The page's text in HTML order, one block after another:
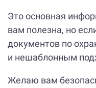
Это основная
вам полезна, но
документов по
и нешаблонным
Желаю вам